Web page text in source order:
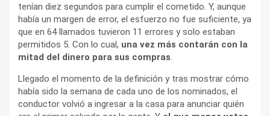
tenían diez segundos para cumplir el cometido. Y, aunque
había un margen de error, el esfuerzo no fue suficiente, ya
que en 64 llamados tuvieron 11 errores y solo estaban
permitidos 5. Con lo cual, una vez más contarán con la
mitad del dinero para sus compras.
Llegado el momento de la definición y tras mostrar cómo
había sido la semana de cada uno de los nominados, el
conductor volvió a ingresar a la casa para anunciar quién